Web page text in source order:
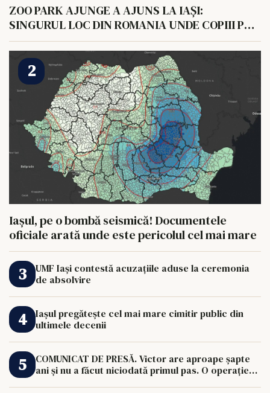
ZOO PARK AJUNGE A AJUNS LA IAȘI:
SINGURUL LOC DIN ROMANIA UNDE COPIII POT
HRANI UN ELEFANT
Iașul, pe o bombă seismică! Documentele
oficiale arată unde este pericolul cel mai mare
UMF Iași contestă acuzațiile aduse la ceremonia
de absolvire
Iașul pregătește cel mai mare cimitir public din
ultimele decenii
COMUNICAT DE PRESĂ. Victor are aproape șapte
ani și nu a făcut niciodată primul pas. O operație